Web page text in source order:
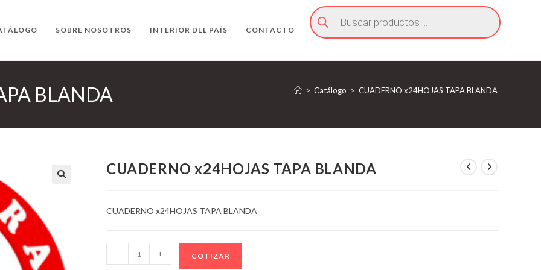
SOBRE NOSOTROS INTERIOR DEL PAÍS CONTACTO
Búsqueda
de
productos
BLANDA > Catálogo > CUADERNO x24HOJAS TAPA BLANDA
CUADERNO x24HOJAS TAPA BLANDA
CUADERNO x24HOJAS TAPA BLANDA
CUADERNO
x24HOJAS
- + COTIZAR